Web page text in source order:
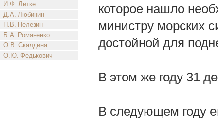
И.Ф. Литке
Д.А. Любинин
П.В. Нелезин
Б.А. Романенко
О.В. Скалдина
О.Ю. Федькович
которое нашло
министру морских
достойной для
В этом же году 31
В следующем году